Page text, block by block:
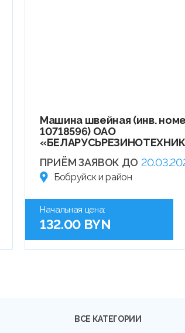
Машина швейная (инв.
10718596) ОАО
ПРИЁМ ЗАЯВОК ДО
Бобруйск и район
Начальная цена:
132.00 BYN
ВСЕ КАТЕГОРИИ